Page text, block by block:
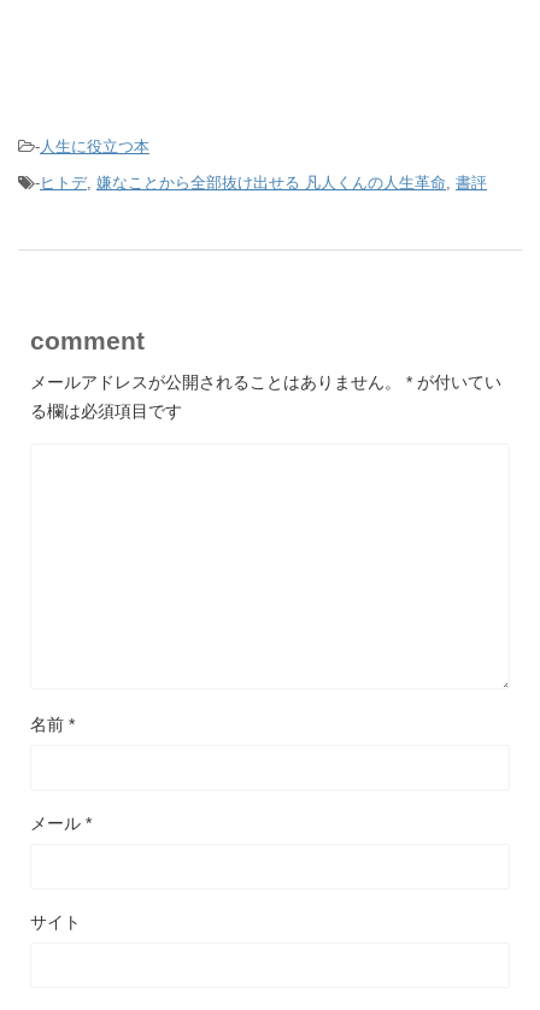
-人生に役立つ本
-ヒトデ, 嫌なことから全部抜け出せる 凡人くんの人生革命, 書評
comment
メールアドレスが公開されることはありません。 * が付いてい
る欄は必須項目です
名前 *
メール *
サイト